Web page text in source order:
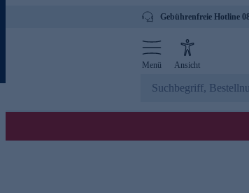
Gebührenfreie Hotline
Menü Ansicht